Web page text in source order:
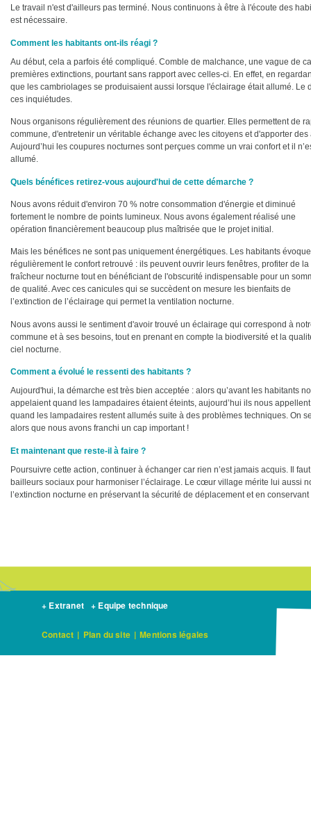
Le travail n'est d'ailleurs pas terminé. Nous continuons à être à l'écoute des
est nécessaire.
Comment les habitants ont-ils réagi ?
Au début, cela a parfois été compliqué. Comble de malchance, une vague de
premières extinctions, pourtant sans rapport avec celles-ci. En effet, en
que les cambriolages se produisaient aussi lorsque l'éclairage était allumé.
ces inquiétudes.
Nous organisons régulièrement des réunions de quartier. Elles permettent de
commune, d'entretenir un véritable échange avec les citoyens et d'apporter
Aujourd’hui les coupures nocturnes sont perçues comme un vrai confort et il
allumé.
Quels bénéfices retirez-vous aujourd'hui de cette démarche ?
Nous avons réduit d'environ 70 % notre consommation d'énergie et diminué
fortement le nombre de points lumineux. Nous avons également réalisé une
opération financièrement beaucoup plus maîtrisée que le projet initial.
Mais les bénéfices ne sont pas uniquement énergétiques. Les habitants
régulièrement le confort retrouvé : ils peuvent ouvrir leurs fenêtres, profiter de la
fraîcheur nocturne tout en bénéficiant de l'obscurité indispensable pour un
de qualité. Avec ces canicules qui se succèdent on mesure les bienfaits de
l’extinction de l’éclairage qui permet la ventilation nocturne.
Nous avons aussi le sentiment d'avoir trouvé un éclairage qui correspond à
commune et à ses besoins, tout en prenant en compte la biodiversité et la
ciel nocturne.
Comment a évolué le ressenti des habitants ?
Aujourd'hui, la démarche est très bien acceptée : alors qu’avant les habitants
appelaient quand les lampadaires étaient éteints, aujourd’hui ils nous appellent
quand les lampadaires restent allumés suite à des problèmes techniques. On
alors que nous avons franchi un cap important !
Et maintenant que reste-il à faire ?
Poursuivre cette action, continuer à échanger car rien n’est jamais acquis. Il
bailleurs sociaux pour harmoniser l’éclairage. Le cœur village mérite lui aussi
l’extinction nocturne en préservant la sécurité de déplacement et en conservant
+ Extranet + Equipe technique
Contact | Plan du site | Mentions légales